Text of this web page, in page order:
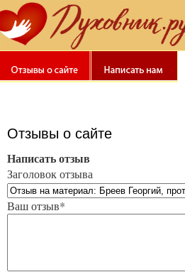
Отзывы о сайте
Написать отзыв
Заголовок отзыва
Ваш отзыв*